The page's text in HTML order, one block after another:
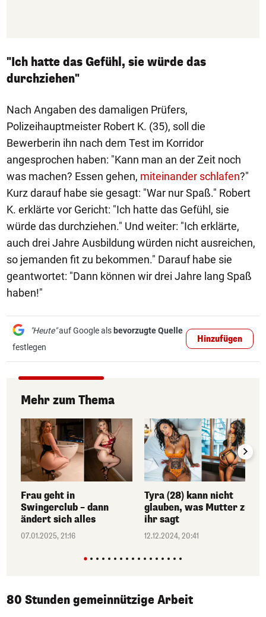
"Ich hatte das Gefühl, sie würde das
durchziehen"
Nach Angaben des damaligen Prüfers,
Polizeihauptmeister Robert K. (35), soll die
Bewerberin ihn nach dem Test im Korridor
angesprochen haben: "Kann man an der Zeit noch
was machen? Essen gehen, miteinander schlafen?"
Kurz darauf habe sie gesagt: "War nur Spaß." Robert
K. erklärte vor Gericht: "Ich hatte das Gefühl, sie
würde das durchziehen." Und weiter: "Ich erklärte,
auch drei Jahre Ausbildung würden nicht ausreichen,
so jemanden fit zu bekommen." Darauf habe sie
geantwortet: "Dann können wir drei Jahre lang Spaß
haben!"
"Heute"auf Google als bevorzugte Quelle
festlegen
Hinzufügen
Mehr zum Thema
Frau geht in
Swingerclub – dann
ändert sich alles
07.01.2025, 21:16
Tyra (28) kann nicht
glauben, was Mutter zu
ihr sagt
12.12.2024, 20:41
80 Stunden gemeinnützige Arbeit